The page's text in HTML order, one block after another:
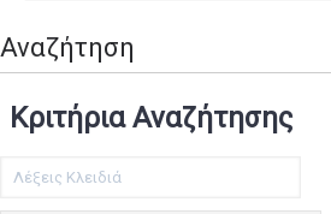
Αναζήτηση
Κριτήρια Αναζήτησης